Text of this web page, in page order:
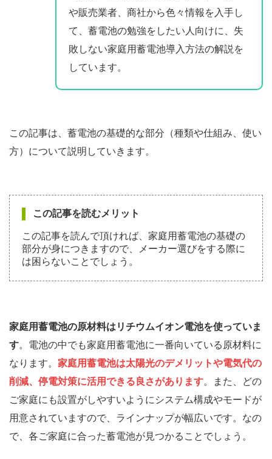
や販売業者、商社から色々情報を入手し
て、蓄電池の勉強をしたい人向けに、失
敗しない家庭用蓄電池導入方法の解説を
しています。
この記事は、蓄電池の基礎的な部分（種類や仕組み、使い
方）について説明していきます。
この記事を読むメリット
この記事を読んで頂ければ、家庭用蓄電池の基礎の
部分が身につきますので、メーカー選びをする際に
は困らないことでしょう。
家庭用蓄電池の原材料はリチウムイオン電池を使っていま
す。電池の中でも家庭用蓄電池に一番向いている原材料に
なります。 家庭用蓄電池は太陽光のデメリットや電気代の
削減、停電対策に活用できる良さがあります。また、どの
ご家庭にも設置がしやすいようにシステム構成やモードが
用意されていますので、ラインナップが幅広いです。なの
で、各ご家庭に合った蓄電池が見つかることでしょう。